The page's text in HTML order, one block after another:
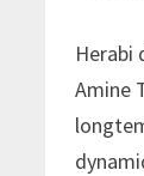
Herabi
Amine